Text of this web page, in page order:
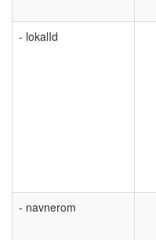
- lokalId
- navnerom